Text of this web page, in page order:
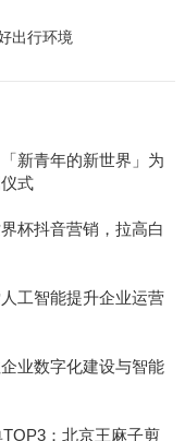
出行环境
新青年的新世界」为
式
杯抖音营销，拉高白
工智能提升企业运营
业数字化建设与智能
：北京王麻子剪